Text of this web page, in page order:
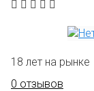
18 лет на рынке
0 отзывов